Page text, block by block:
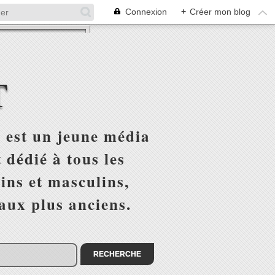
Connexion + Créer mon blog
un jeune média
à tous les
et masculins,
plus anciens.